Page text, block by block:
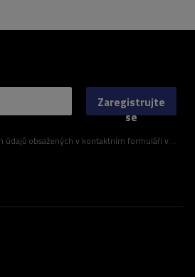
v souladu s nařízením Evropského parlamentu a Rady (EU)
Zaregistrujte
se